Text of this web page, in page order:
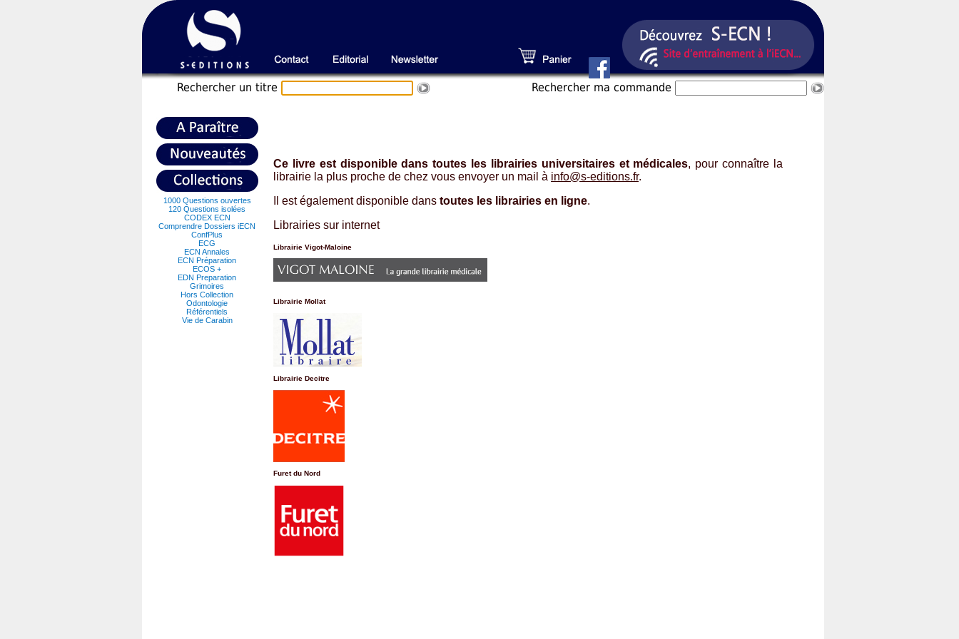
Rechercher un titre Rechercher ma commande
1000 Questions ouvertes
120 Questions isolées
CODEX ECN
Comprendre Dossiers iECN
ConfPlus
ECG
ECN Annales
ECN Préparation
ECOS +
EDN Preparation
Grimoires
Hors Collection
Odontologie
Référentiels
Vie de Carabin
Ce livre est disponible dans toutes les librairies universitaires et médicales, pour connaître la
librairie la plus proche de chez vous envoyer un mail à info@s-editions.fr.
Il est également disponible dans toutes les librairies en ligne.
Librairies sur internet
Librairie Vigot-Maloine
Librairie Mollat
Librairie Decitre
Furet du Nord